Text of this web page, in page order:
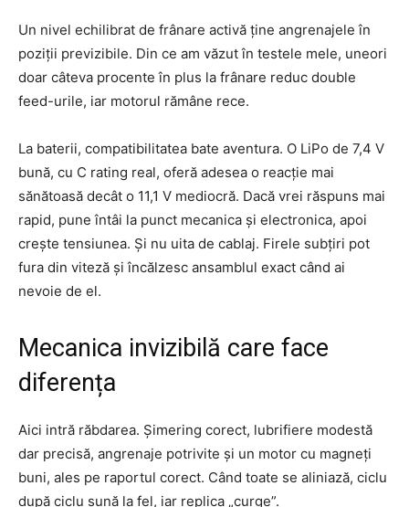
Un nivel echilibrat de frânare activă ține angrenajele în
poziții previzibile. Din ce am văzut în testele mele, uneori
doar câteva procente în plus la frânare reduc double
feed-urile, iar motorul rămâne rece.
La baterii, compatibilitatea bate aventura. O LiPo de 7,4 V
bună, cu C rating real, oferă adesea o reacție mai
sănătoasă decât o 11,1 V mediocră. Dacă vrei răspuns mai
rapid, pune întâi la punct mecanica și electronica, apoi
crește tensiunea. Și nu uita de cablaj. Firele subțiri pot
fura din viteză și încălzesc ansamblul exact când ai
nevoie de el.
Mecanica invizibilă care face
diferența
Aici intră răbdarea. Șimering corect, lubrifiere modestă
dar precisă, angrenaje potrivite și un motor cu magneți
buni, ales pe raportul corect. Când toate se aliniază, ciclu
după ciclu sună la fel, iar replica „curge”.